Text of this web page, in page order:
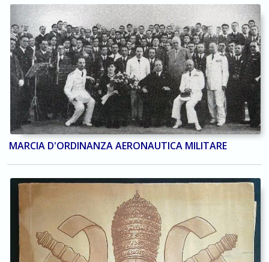
MARCIA D'ORDINANZA AERONAUTICA MILITARE